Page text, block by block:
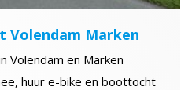
Volendam Marken
Volendam en Marken
huur e-bike en boottocht